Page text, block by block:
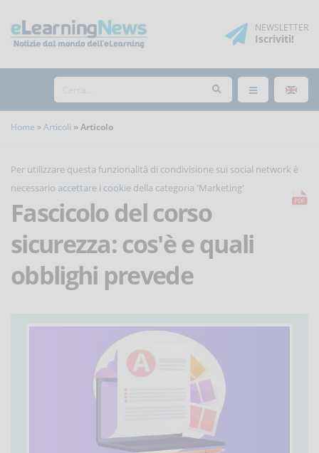
NEWSLETTER
Iscriviti!
Home Articoli Articolo
Per utilizzare questa funzionalità di condivisione sui social network è
necessario accettare i cookie della categoria 'Marketing'
Fascicolo del corso
sicurezza: cos'è e quali
obblighi prevede